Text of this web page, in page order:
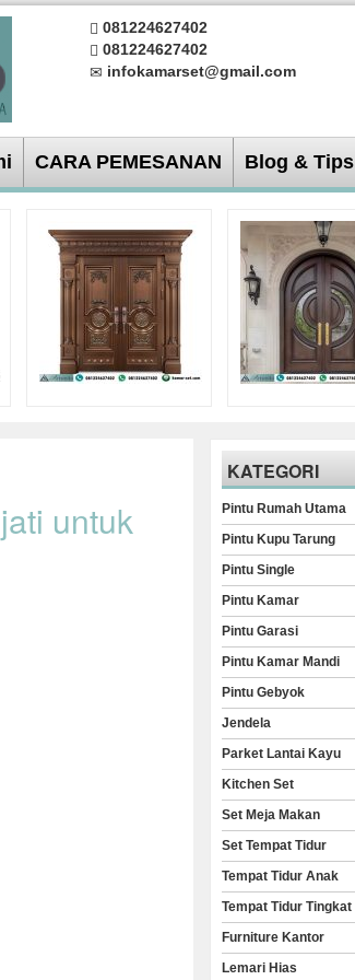
081224627402
081224627402
infokamarset@gmail.com
CARA PEMESANAN Blog & Tips
untuk
KATEGORI
Pintu Rumah Utama
Pintu Kupu Tarung
Pintu Single
Pintu Kamar
Pintu Garasi
Pintu Kamar Mandi
Pintu Gebyok
Jendela
Parket Lantai Kayu
Kitchen Set
Set Meja Makan
Set Tempat Tidur
Tempat Tidur Anak
Tempat Tidur Tingkat
Furniture Kantor
Lemari Hias